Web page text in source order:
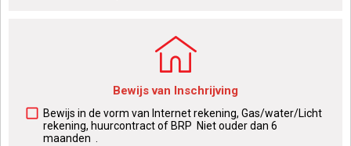
Bewijs van Inschrijving
Bewijs in de vorm van Internet rekening, Gas/water/Licht
rekening, huurcontract of BRP Niet ouder dan 6
maanden .